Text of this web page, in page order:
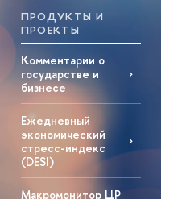
ПРОДУКТЫ И
ПРОЕКТЫ
Комментарии о
государстве и
бизнесе
Ежедневный
экономический
стресс-индекс
(DESI)
Макромонитор ЦР